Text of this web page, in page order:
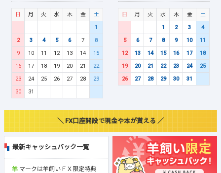
日 月 火 水 木 金
土
1
2
3 4 5 6 7
8
9
10 11 12 13 14
15
16
17 18 19 20 21
22
23
24 25 26 27 28
29
30
31
日 月 火 水 木 金
土
1
2 3
4
5
6 7 8 9 10
11
12
13 14 15 16 17
18
19
20 21 22 23 24
25
26
27 28 29 30 31
＼ FX口座開設で現金や本が貰える ／
最新キャッシュバック一覧
マークは羊飼いＦＸ限定特典